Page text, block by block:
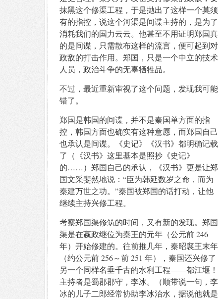
抹黑这个修渠工程，于是抛出了这样一个莫须
有的指控，说这个河渠是间谍主持的，是为了
消耗我们的国力云云。他甚至不用证明郑国真
的是间谍，只需散布这样的流言，便可起到对
政敌的打击作用。郑国，只是一个中立的技术
人员，政治斗争的无辜牺牲品。
不过，最近重新审视了这个问题，发现我可能
错了。
郑国是韩国的间谍，并不是秦国单方面的指
控，韩国方面也确实有这种意愿，而郑国自己
也承认是间谍。《史记》《汉书》都明确记载
了（《汉书》这里基本是照抄《史记》
的……）郑国自己的承认，《汉书》更是让郑
国文采斐然地说：“臣为韩延数岁之命，而为
秦建万世之功。”秦国被郑国的话打动，让他
继续主持兴修工程。
考察郑国渠修筑的时间，又有新的发现。郑国
渠是在嬴政继位为秦王的元年（公元前 246
年）开始修建的。往前推几年，秦昭襄王末年
（约公元前 256～前 251 年），秦国还兴修了
另一个同样名垂千古的水利工程——都江堰！
主持者是蜀郡郡守，李冰。（顺带说一句，李
冰的儿子二郎经常协助李冰治水，据说他就是